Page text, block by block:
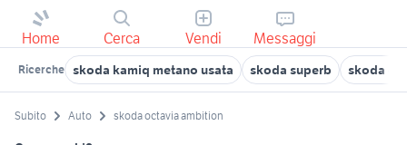
Home Cerca Vendi Messaggi
Ricerche skoda kamiq metano usata skoda superb skoda
Subito Auto skoda octavia ambition